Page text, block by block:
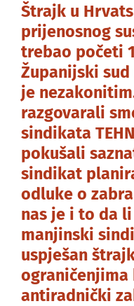
Štrajk u
prijenosnog
trebao početi
Županijski
je
razgovarali
sindikata
pokušali
sindikat
odluke o
nas je i to da
manjinski
uspješan
ograničenjima
antiradnički